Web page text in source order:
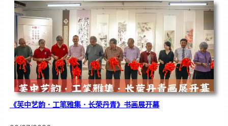
院
到
访
中
分
享
青
年
领
袖
素
质
讲
座
《芙中艺韵．工笔雅集．长荣丹青》书画展开幕